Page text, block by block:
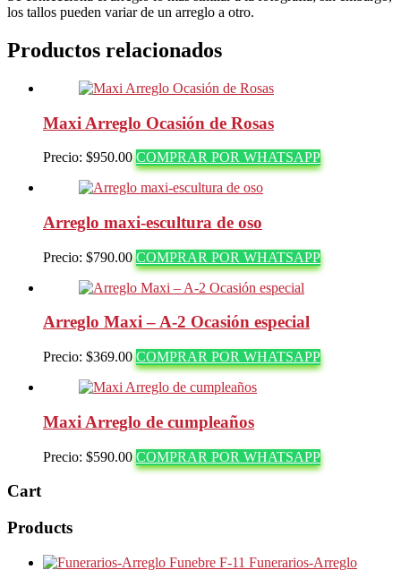
los tallos pueden variar de un arreglo a otro.
Productos relacionados
Maxi Arreglo Ocasión de Rosas
Precio: $950.00 COMPRAR POR WHATSAPP
Arreglo maxi-escultura de oso
Precio: $790.00 COMPRAR POR WHATSAPP
Arreglo Maxi – A-2 Ocasión especial
Precio: $369.00 COMPRAR POR WHATSAPP
Maxi Arreglo de cumpleaños
Precio: $590.00 COMPRAR POR WHATSAPP
Cart
Products
Funerarios-Arreglo